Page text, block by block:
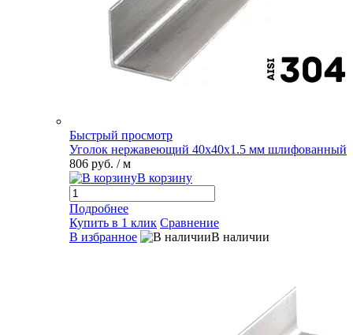
Быстрый просмотр
Уголок нержавеющий 40х40х1.5 мм шлифованный
806 руб. / м
В корзину
Подробнее
Купить в 1 клик Сравнение
В избранное
В наличии